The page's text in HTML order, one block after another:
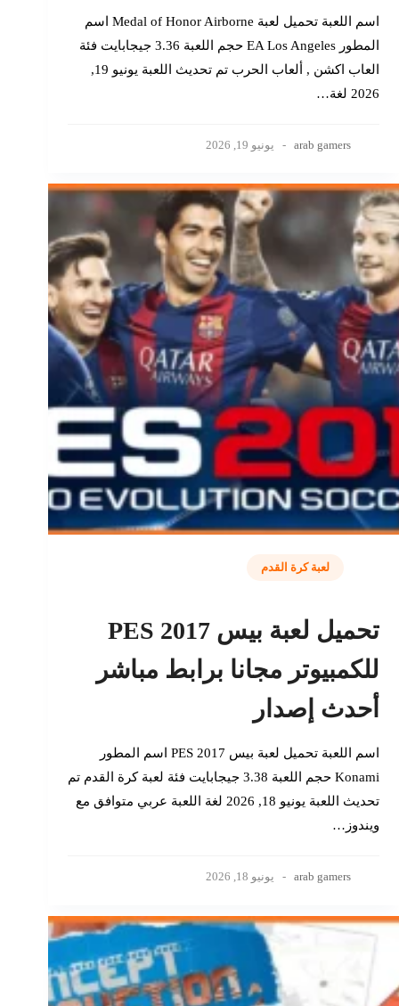
اسم اللعبة تحميل لعبة Medal of Honor Airborne اسم
المطور EA Los Angeles حجم اللعبة 3.36 جيجابايت فئة
العاب اكشن , ألعاب الحرب تم تحديث اللعبة يونيو 19,
2026 لغة…
arab gamers يونيو 19, 2026
لعبة كرة القدم
تحميل لعبة بيس 2017 PES
للكمبيوتر مجانا برابط مباشر
أحدث إصدار
اسم اللعبة تحميل لعبة بيس 2017 PES اسم المطور
Konami حجم اللعبة 3.38 جيجابايت فئة لعبة كرة القدم تم
تحديث اللعبة يونيو 18, 2026 لغة اللعبة عربي متوافق مع
ويندوز…
arab gamers يونيو 18, 2026